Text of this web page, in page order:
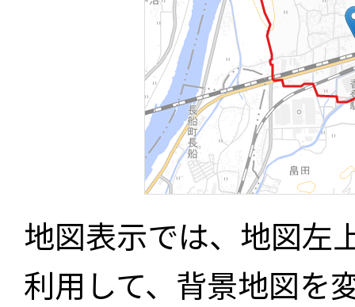
地図表示では、地図左
利用して、背景地図を